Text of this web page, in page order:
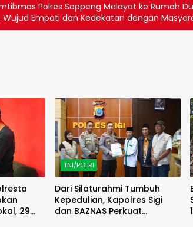
Polres Soppeng Melayat ke Rumah
Wujud Empati dan Kedekatan dengan
29
TNI/POLRI
Dari Silaturahmi Tumbuh
Kepedulian, Kapolres Sigi
dan BAZNAS Perkuat